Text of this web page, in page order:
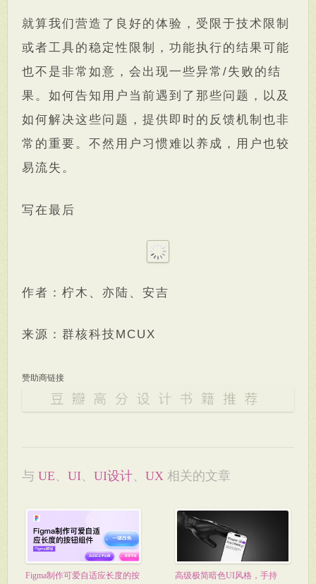
就算我们营造了良好的体验，受限于技术限制
或者工具的稳定性限制，功能执行的结果可能
也不是非常如意，会出现一些异常/失败的结
果。如何告知用户当前遇到了那些问题，以及
如何解决这些问题，提供即时的反馈机制也非
常的重要。不然用户习惯难以养成，用户也较
易流失。
写在最后
作者：柠木、亦陆、安吉
来源：群核科技MCUX
赞助商链接
与 UE 、 UI、 UI设计、 UX 相关的文章
Figma制作可爱自适应长度的按
高级极简暗色UI风格，手持